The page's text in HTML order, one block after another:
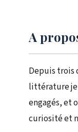
A
Depuis trois
littérature
engagés, et
curiosité et